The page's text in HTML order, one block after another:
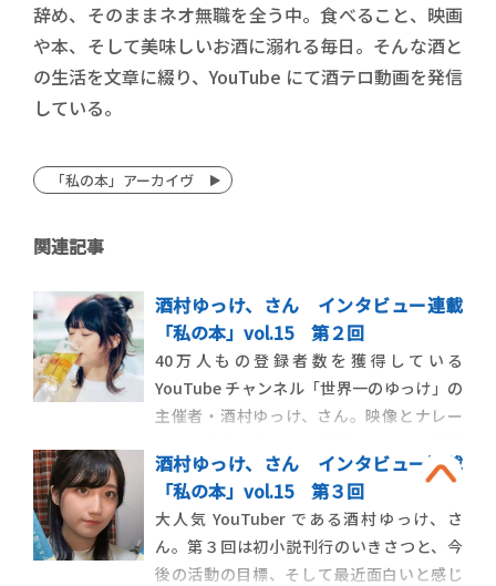
辞め、そのままネオ無職を全う中。食べること、映画
や本、そして美味しいお酒に溺れる毎日。そんな酒と
の生活を文章に綴り、YouTube にて酒テロ動画を発信
している。
「私の本」アーカイヴ
関連記事
酒村ゆっけ、さん インタビュー連載
「私の本」vol.15 第２回
40万人もの登録者数を獲得している
YouTube チャンネル「世界一のゆっけ」の
主催者・酒村ゆっけ、さん。映像とナレー
のワードセンスが光ります。果たしてなに
に影響を受けて数々の言葉を獲得し、紡い
できたのか。第２回目は、それについてお
聞きしました。
酒村ゆっけ、さん インタビュー連載
「私の本」vol.15 第３回
大人気 YouTuber である酒村ゆっけ、さ
ん。第３回は初小説刊行のいきさつと、今
後の活動の目標、そして最近面白いと感じ